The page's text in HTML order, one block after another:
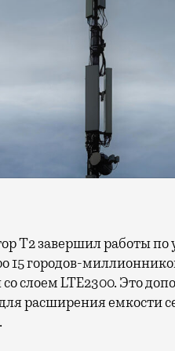
15 городов-
слоем LTE2300. Это
расширения емкости